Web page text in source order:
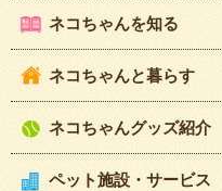
ネコちゃんを知る
ネコちゃんと暮らす
ネコちゃんグッズ紹介
ペット施設・サービス